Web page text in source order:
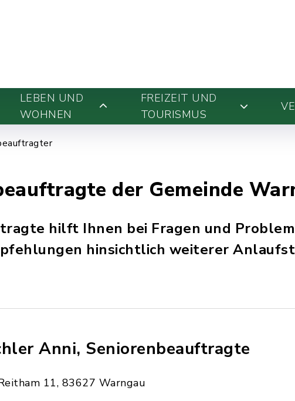
LEBEN UND
WOHNEN
FREIZEIT UND
TOURISMUS
der Gemeinde
hilft Ihnen bei Fragen und
hinsichtlich weiterer
Anni, Seniorenbeauftragte
11, 83627 Warngau